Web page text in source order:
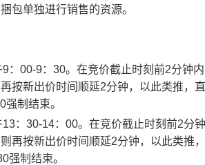
包单独进行销售的资源。
：00-9：30。在竞价截止时刻前2分钟
按新出价时间顺延2分钟，以此类推，
制结束。
：30-14：00。在竞价截止时刻前2分
再按新出价时间顺延2分钟，以此类推
强制结束。